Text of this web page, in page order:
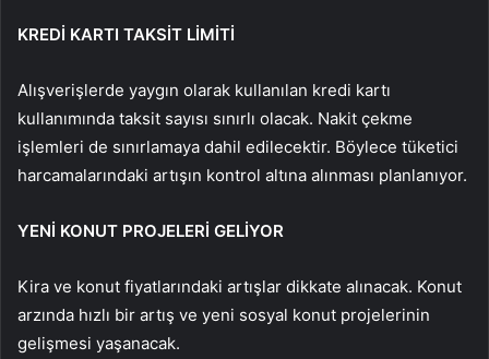
KREDİ KARTI TAKSİT LİMİTİ
Alışverişlerde yaygın olarak kullanılan kredi kartı
kullanımında taksit sayısı sınırlı olacak. Nakit çekme
işlemleri de sınırlamaya dahil edilecektir. Böylece tüketici
harcamalarındaki artışın kontrol altına alınması planlanıyor.
YENİ KONUT PROJELERİ GELİYOR
Kira ve konut fiyatlarındaki artışlar dikkate alınacak. Konut
arzında hızlı bir artış ve yeni sosyal konut projelerinin
gelişmesi yaşanacak.